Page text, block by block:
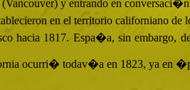
y entrando en
en el territorio californiano
hacia 1817. Espa�a, sin embargo,
ocurri� todav�a en 1823, ya en